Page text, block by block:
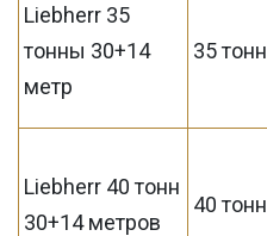
Liebherr 35
тонны 30+14
метр
35 тонн
Liebherr 40 тонн
30+14 метров
40 тонн